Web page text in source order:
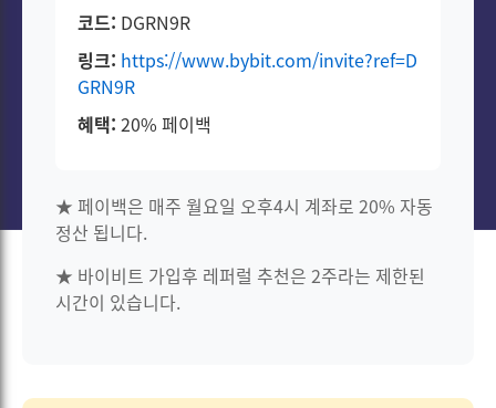
코드: DGRN9R
링크: https://www.bybit.com/invite?ref=D
GRN9R
혜택: 20% 페이백
★ 페이백은 매주 월요일 오후4시 계좌로 20% 자동
정산 됩니다.
★ 바이비트 가입후 레퍼럴 추천은 2주라는 제한된
시간이 있습니다.